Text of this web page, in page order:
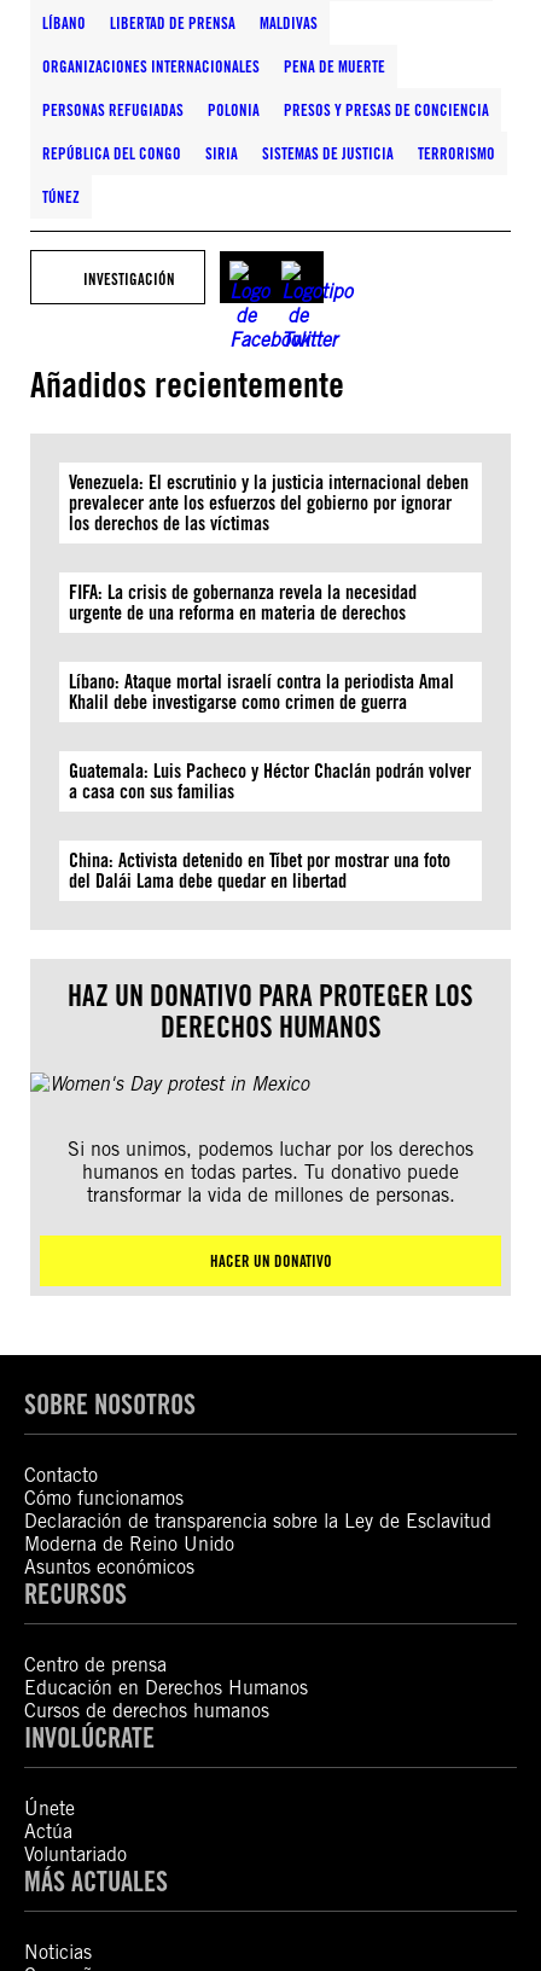
LÍBANO LIBERTAD DE PRENSA MALDIVAS
ORGANIZACIONES INTERNACIONALES PENA DE MUERTE
PERSONAS REFUGIADAS POLONIA PRESOS Y PRESAS DE CONCIENCIA
REPÚBLICA DEL CONGO SIRIA SISTEMAS DE JUSTICIA TERRORISMO
TÚNEZ
INVESTIGACIÓN
Añadidos recientemente
Venezuela: El escrutinio y la justicia internacional deben
prevalecer ante los esfuerzos del gobierno por ignorar
los derechos de las víctimas
FIFA: La crisis de gobernanza revela la necesidad
urgente de una reforma en materia de derechos
Líbano: Ataque mortal israelí contra la periodista Amal
Khalil debe investigarse como crimen de guerra
Guatemala: Luis Pacheco y Héctor Chaclán podrán volver
a casa con sus familias
China: Activista detenido en Tíbet por mostrar una foto
del Dalái Lama debe quedar en libertad
HAZ UN DONATIVO PARA PROTEGER LOS
DERECHOS HUMANOS
Si nos unimos, podemos luchar por los derechos
humanos en todas partes. Tu donativo puede
transformar la vida de millones de personas.
HACER UN DONATIVO
SOBRE NOSOTROS
Contacto
Cómo funcionamos
Declaración de transparencia sobre la Ley de Esclavitud
Moderna de Reino Unido
Asuntos económicos
RECURSOS
Centro de prensa
Educación en Derechos Humanos
Cursos de derechos humanos
INVOLÚCRATE
Únete
Actúa
Voluntariado
MÁS ACTUALES
Noticias